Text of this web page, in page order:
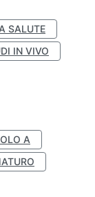
SALUTE
IN VIVO
A